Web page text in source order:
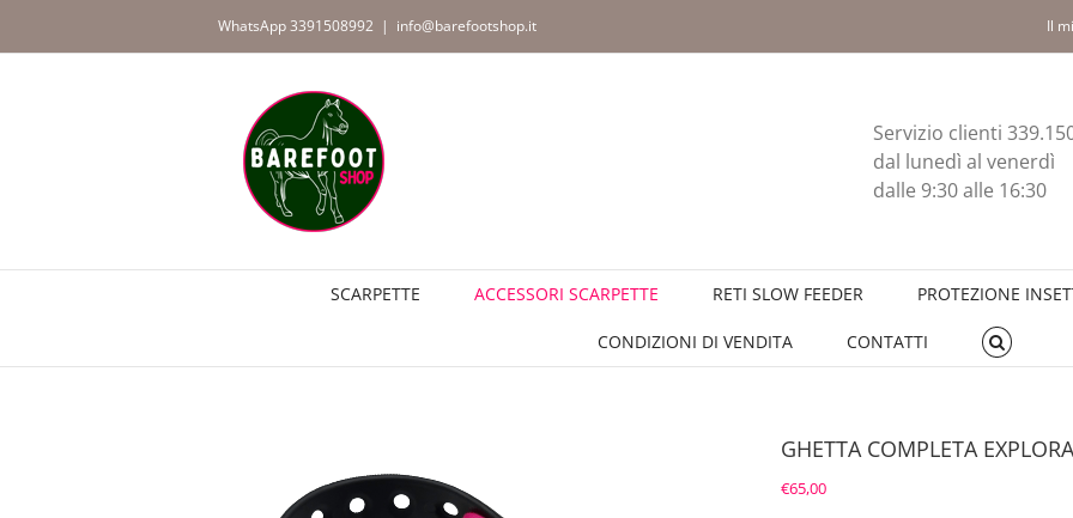
contenuto
WhatsApp 3391508992 | info@barefootshop.it Il
Servizio clienti
dal lunedì al venerdì
dalle 9:30 alle 16:30
SCARPETTE ACCESSORI SCARPETTE RETI SLOW FEEDER PROTEZIONE
CONDIZIONI DI VENDITA CONTATTI
GHETTA COMPLETA EXPLORA
€65,00